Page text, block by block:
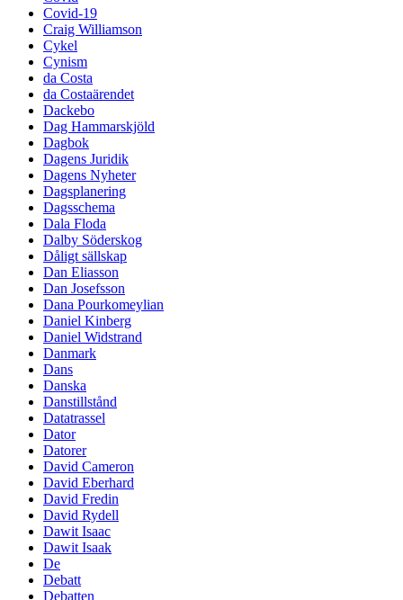
Covid-19
Craig Williamson
Cykel
Cynism
da Costa
da Costaärendet
Dackebo
Dag Hammarskjöld
Dagbok
Dagens Juridik
Dagens Nyheter
Dagsplanering
Dagsschema
Dala Floda
Dalby Söderskog
Dåligt sällskap
Dan Eliasson
Dan Josefsson
Dana Pourkomeylian
Daniel Kinberg
Daniel Widstrand
Danmark
Dans
Danska
Danstillstånd
Datatrassel
Dator
Datorer
David Cameron
David Eberhard
David Fredin
David Rydell
Dawit Isaac
Dawit Isaak
De
Debatt
Debatten